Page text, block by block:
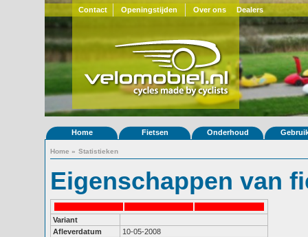
Contact Openingstijden Over ons Dealers
Home Fietsen Onderhoud
Home » Statistieken
Eigenschappen van
Variant
Afleverdatum
10-05-2008